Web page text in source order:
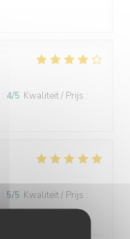
: 4/5 Kwaliteit / Prijs :
: 5/5 Kwaliteit / Prijs :